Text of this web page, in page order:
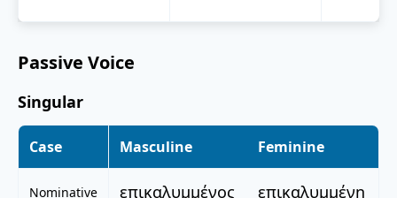
Passive Voice
Singular
Case Masculine Feminine
Nominative επικαλυμμένος επικαλυμμένη